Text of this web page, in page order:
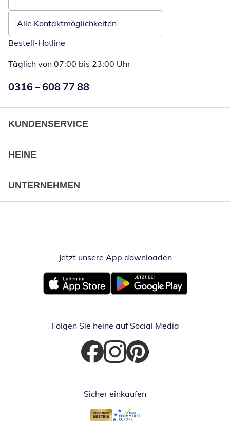
Alle Kontaktmöglichkeiten
Bestell-Hotline
Täglich von 07:00 bis 23:00 Uhr
Numéro de téléphone:
0316 – 608 77 88
KUNDENSERVICE
HEINE
UNTERNEHMEN
Jetzt unsere App downloadenÖffnet in
Öffnet in neuem FensterÖffnet in neuem Fenster
Folgen Sie heine auf Social Media
Öffnet in neuem Fenster
Öffnet in neuem Fenster
Öffnet in neuem Fenster
Sicher einkaufen